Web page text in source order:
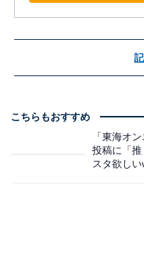
こちらもおすすめ
「東海オ
投稿に「
スタ欲しい